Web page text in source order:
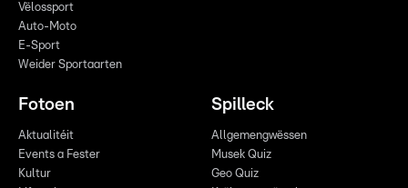
Vëlossport
Auto-Moto
E-Sport
Weider Sportaarten
Fotoen
Aktualitéit
Events a Fester
Kultur
Spilleck
Allgemengwëssen
Musek Quiz
Geo Quiz